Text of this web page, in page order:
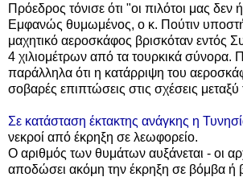
Πρόεδρος τόνισε ότι "οι πιλότοι μας δεν
Εμφανώς θυμωμένος, ο κ. Πούτιν
μαχητικό αεροσκάφος βρισκόταν εντός
4 χιλιομέτρων από τα τουρκικά σύνορα.
παράλληλα ότι η κατάρριψη του
σοβαρές επιπτώσεις στις σχέσεις
Σε κατάσταση έκτακτης ανάγκης η
νεκροί από έκρηξη σε λεωφορείο.
Ο αριθμός των θυμάτων αυξάνεται - οι
αποδώσει ακόμη την έκρηξη σε βόμβα ή